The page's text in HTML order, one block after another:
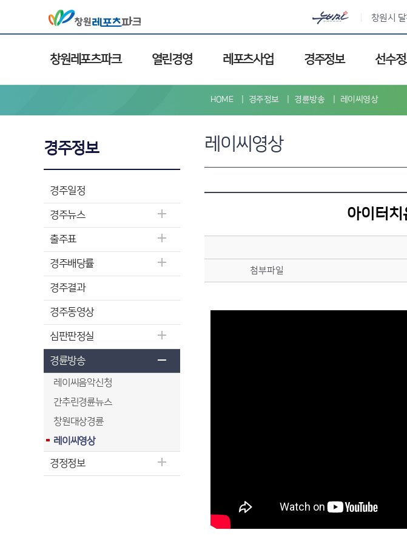
창원시
창원레포츠파크 열린경영 레포츠사업 경주정보 선수
경주정보
경주일정
경주뉴스
출주표
경주배당률
경주결과
경주동영상
심판판정실
경륜방송
레이씨음악신청
간추린경륜뉴스
창원대상경륜
레이씨영상
경정정보
HOME 경주정보 경륜방송 레이씨영상
레이씨영상
아이터
첨부파일